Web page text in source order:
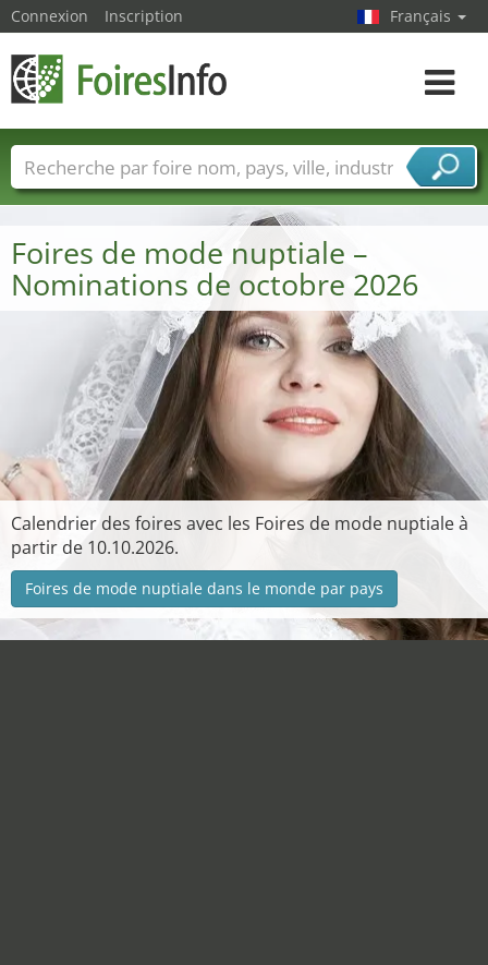
Foires de mode nuptiale –
Nominations de octobre 2026
Calendrier des foires avec les Foires de mode nuptiale à
partir de 10.10.2026.
Foires de mode nuptiale dans le monde par pays
Connexion Inscription Français
Toggle
Foire noms Pays Villes
Secteurs de foire
Secteurs du fournisseur de services